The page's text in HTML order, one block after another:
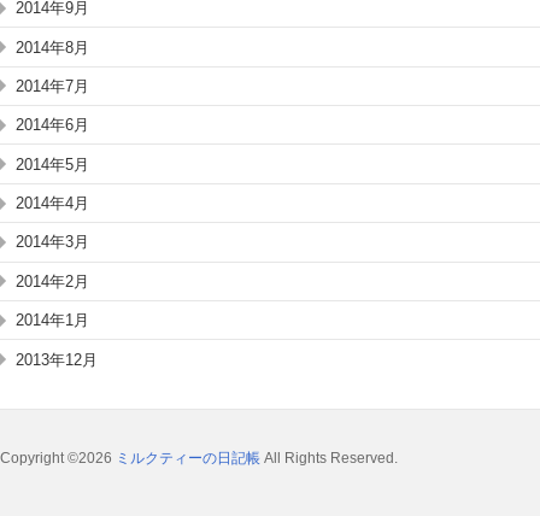
2014年9月
2014年8月
2014年7月
2014年6月
2014年5月
2014年4月
2014年3月
2014年2月
2014年1月
2013年12月
Copyright ©2026 ミルクティーの日記帳 All Rights Reserved.